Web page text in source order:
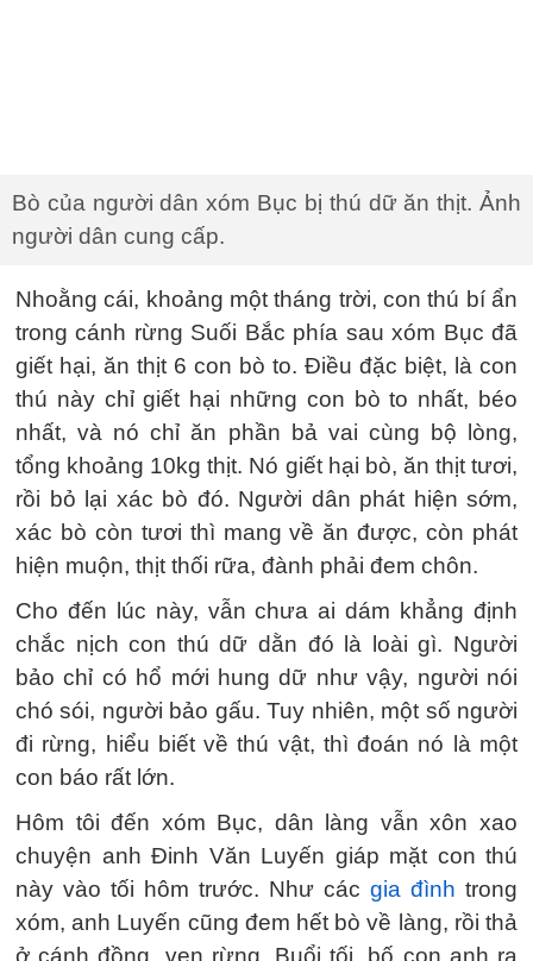
Bò của người dân xóm Bục bị thú dữ ăn thịt. Ảnh
người dân cung cấp.
Nhoằng cái, khoảng một tháng trời, con thú bí ẩn
trong cánh rừng Suối Bắc phía sau xóm Bục đã
giết hại, ăn thịt 6 con bò to. Điều đặc biệt, là con
thú này chỉ giết hại những con bò to nhất, béo
nhất, và nó chỉ ăn phần bả vai cùng bộ lòng,
tổng khoảng 10kg thịt. Nó giết hại bò, ăn thịt tươi,
rồi bỏ lại xác bò đó. Người dân phát hiện sớm,
xác bò còn tươi thì mang về ăn được, còn phát
hiện muộn, thịt thối rữa, đành phải đem chôn.
Cho đến lúc này, vẫn chưa ai dám khẳng định
chắc nịch con thú dữ dằn đó là loài gì. Người
bảo chỉ có hổ mới hung dữ như vậy, người nói
chó sói, người bảo gấu. Tuy nhiên, một số người
đi rừng, hiểu biết về thú vật, thì đoán nó là một
con báo rất lớn.
Hôm tôi đến xóm Bục, dân làng vẫn xôn xao
chuyện anh Đinh Văn Luyến giáp mặt con thú
này vào tối hôm trước. Như các gia đình trong
xóm, anh Luyến cũng đem hết bò về làng, rồi thả
ở cánh đồng, ven rừng. Buổi tối, bố con anh ra